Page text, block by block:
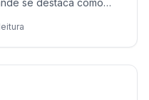
se destaca como